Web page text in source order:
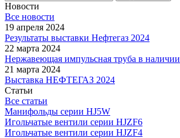
Новости
Все новости
19 апреля 2024
Результаты выставки Нефтегаз 2024
22 марта 2024
Нержавеющая импульсная труба в наличии
21 марта 2024
Выставка НЕФТЕГАЗ 2024
Статьи
Все статьи
Манифольды серии HJ5W
Игольчатые вентили серии HJZF6
Игольчатые вентили серии HJZF4